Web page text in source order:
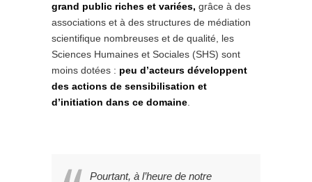
grand public riches et variées, grâce à des
associations et à des structures de médiation
scientifique nombreuses et de qualité, les
Sciences Humaines et Sociales (SHS) sont
moins dotées : peu d’acteurs développent
des actions de sensibilisation et
d’initiation dans ce domaine
Pourtant, à l’heure de notre